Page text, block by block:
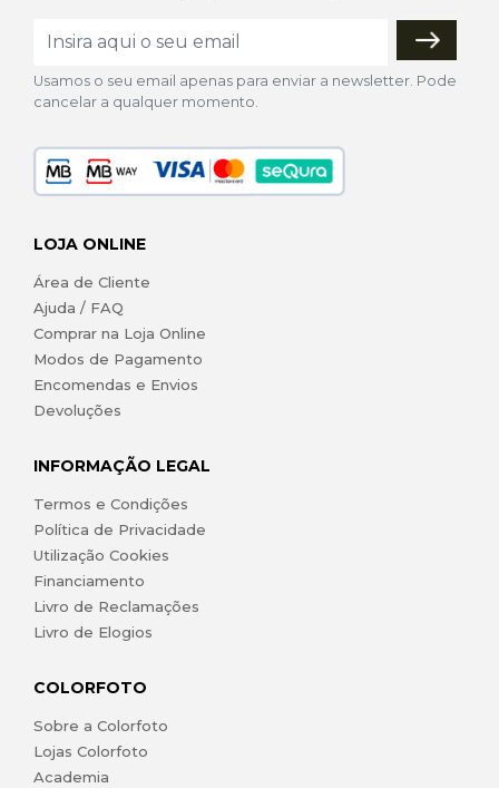
Usamos o seu email apenas para enviar a newsletter. Pode
cancelar a qualquer momento.
LOJA ONLINE
Área de Cliente
Ajuda / FAQ
Comprar na Loja Online
Modos de Pagamento
Encomendas e Envios
Devoluções
INFORMAÇÃO LEGAL
Termos e Condições
Política de Privacidade
Utilização Cookies
Financiamento
Livro de Reclamações
Livro de Elogios
COLORFOTO
Sobre a Colorfoto
Lojas Colorfoto
Academia